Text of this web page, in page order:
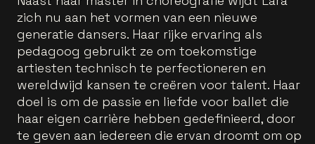
zich nu aan het vormen van een nieuwe
generatie dansers. Haar rijke ervaring als
pedagoog gebruikt ze om toekomstige
artiesten technisch te perfectioneren en
wereldwijd kansen te creëren voor talent. Haar
doel is om de passie en liefde voor ballet die
haar eigen carrière hebben gedefinieerd, door
te geven aan iedereen die ervan droomt om op